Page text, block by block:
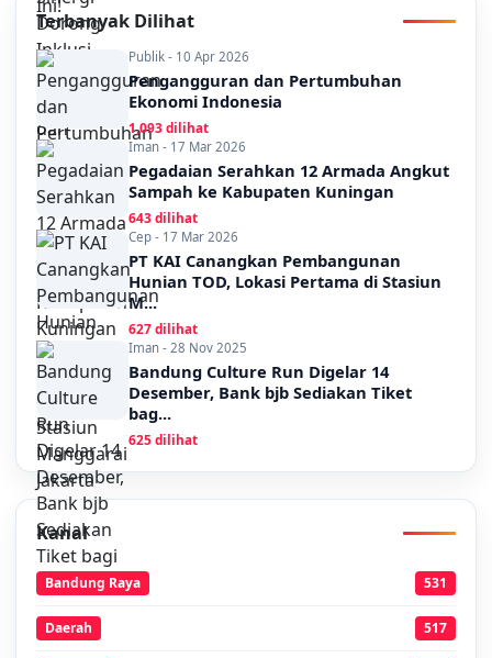
Terbanyak Dilihat
Publik - 10 Apr 2026
Pengangguran dan Pertumbuhan
Ekonomi Indonesia
1,093 dilihat
Iman - 17 Mar 2026
Pegadaian Serahkan 12 Armada Angkut
Sampah ke Kabupaten Kuningan
643 dilihat
Cep - 17 Mar 2026
PT KAI Canangkan Pembangunan
Hunian TOD, Lokasi Pertama di Stasiun
M...
627 dilihat
Iman - 28 Nov 2025
Bandung Culture Run Digelar 14
Desember, Bank bjb Sediakan Tiket
bag...
625 dilihat
Kanal
Bandung Raya 531
Daerah 517